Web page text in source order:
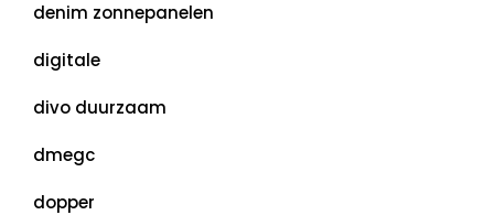
denim zonnepanelen
digitale
divo duurzaam
dmegc
dopper